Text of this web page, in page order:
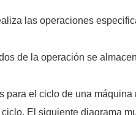
las operaciones
de la operación se
para el ciclo de una
El siguiente diagrama